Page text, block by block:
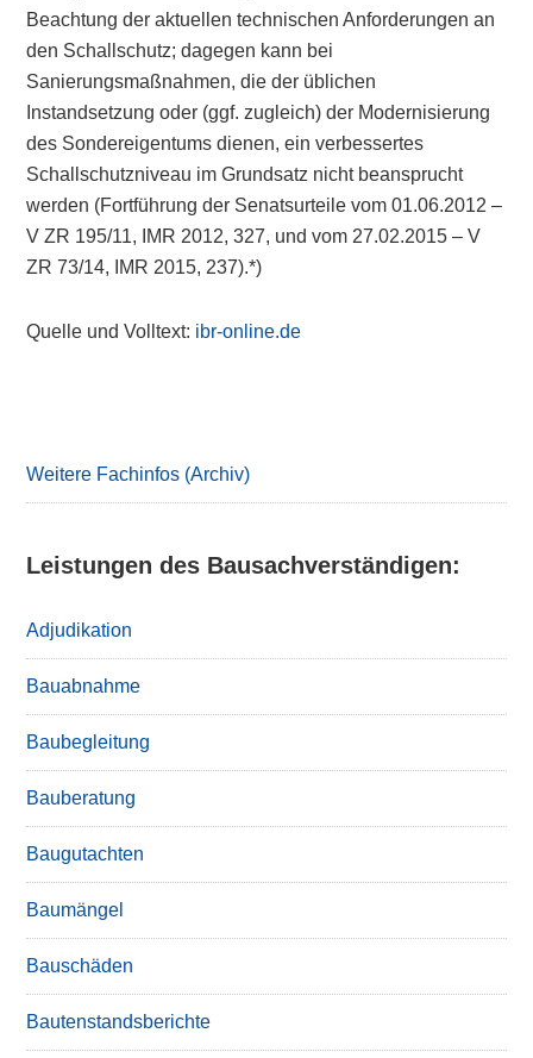
Beachtung der aktuellen technischen Anforderungen an
den Schallschutz; dagegen kann bei
Sanierungsmaßnahmen, die der üblichen
Instandsetzung oder (ggf. zugleich) der Modernisierung
des Sondereigentums dienen, ein verbessertes
Schallschutzniveau im Grundsatz nicht beansprucht
werden (Fortführung der Senatsurteile vom 01.06.2012 –
V ZR 195/11, IMR 2012, 327, und vom 27.02.2015 – V
ZR 73/14, IMR 2015, 237).*)
Quelle und Volltext: ibr-online.de
Weitere Fachinfos (Archiv)
Leistungen des Bausachverständigen:
Adjudikation
Bauabnahme
Baubegleitung
Bauberatung
Baugutachten
Baumängel
Bauschäden
Bautenstandsberichte